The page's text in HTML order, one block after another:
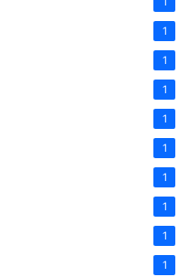
1
1
1
1
1
1
1
1
1